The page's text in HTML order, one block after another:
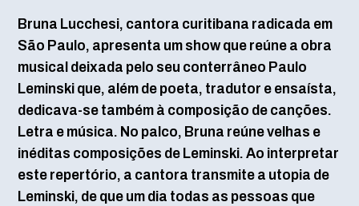
Bruna Lucchesi, cantora curitibana radicada em
São Paulo, apresenta um show que reúne a obra
musical deixada pelo seu conterrâneo Paulo
Leminski que, além de poeta, tradutor e ensaísta,
dedicava-se também à composição de canções.
Letra e música. No palco, Bruna reúne velhas e
inéditas composições de Leminski. Ao interpretar
este repertório, a cantora transmite a utopia de
Leminski, de que um dia todas as pessoas que